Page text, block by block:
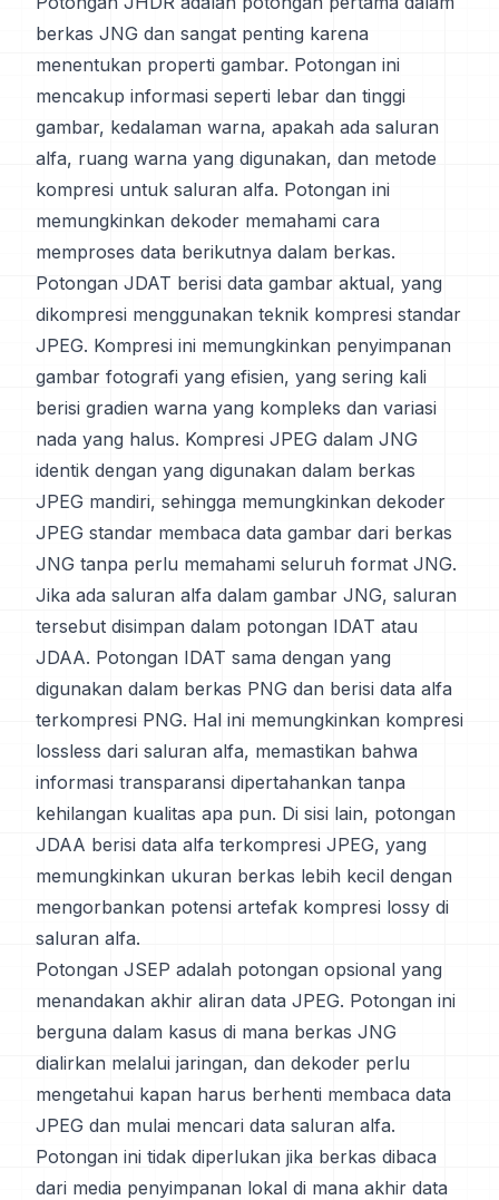
berkas JNG dan sangat penting karena
menentukan properti gambar. Potongan ini
mencakup informasi seperti lebar dan tinggi
gambar, kedalaman warna, apakah ada saluran
alfa, ruang warna yang digunakan, dan metode
kompresi untuk saluran alfa. Potongan ini
memungkinkan dekoder memahami cara
memproses data berikutnya dalam berkas.
Potongan JDAT berisi data gambar aktual, yang
dikompresi menggunakan teknik kompresi standar
JPEG. Kompresi ini memungkinkan penyimpanan
gambar fotografi yang efisien, yang sering kali
berisi gradien warna yang kompleks dan variasi
nada yang halus. Kompresi JPEG dalam JNG
identik dengan yang digunakan dalam berkas
JPEG mandiri, sehingga memungkinkan dekoder
JPEG standar membaca data gambar dari berkas
JNG tanpa perlu memahami seluruh format JNG.
Jika ada saluran alfa dalam gambar JNG, saluran
tersebut disimpan dalam potongan IDAT atau
JDAA. Potongan IDAT sama dengan yang
digunakan dalam berkas PNG dan berisi data alfa
terkompresi PNG. Hal ini memungkinkan kompresi
lossless dari saluran alfa, memastikan bahwa
informasi transparansi dipertahankan tanpa
kehilangan kualitas apa pun. Di sisi lain, potongan
JDAA berisi data alfa terkompresi JPEG, yang
memungkinkan ukuran berkas lebih kecil dengan
mengorbankan potensi artefak kompresi lossy di
saluran alfa.
Potongan JSEP adalah potongan opsional yang
menandakan akhir aliran data JPEG. Potongan ini
berguna dalam kasus di mana berkas JNG
dialirkan melalui jaringan, dan dekoder perlu
mengetahui kapan harus berhenti membaca data
JPEG dan mulai mencari data saluran alfa.
Potongan ini tidak diperlukan jika berkas dibaca
dari media penyimpanan lokal di mana akhir data